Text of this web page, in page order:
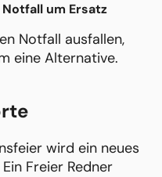
um Ersatz
Notfall ausfallen,
eine Alternative.
wird ein neues
Freier Redner